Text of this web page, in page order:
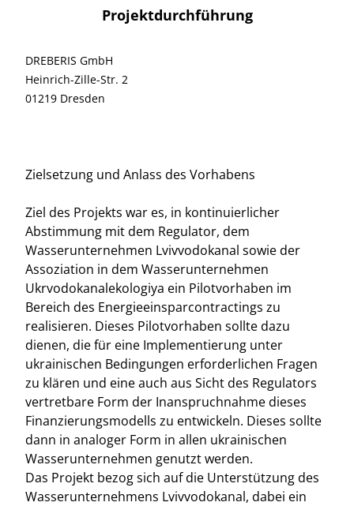
Projektdurchführung
DREBERIS GmbH
Heinrich-Zille-Str. 2
01219 Dresden
Zielsetzung und Anlass des Vorhabens
Ziel des Projekts war es, in kontinuierlicher
Abstimmung mit dem Regulator, dem
Wasserunternehmen Lvivvodokanal sowie der
Assoziation in dem Wasserunternehmen
Ukrvodokanalekologiya ein Pilotvorhaben im
Bereich des Energieeinsparcontractings zu
realisieren. Dieses Pilotvorhaben sollte dazu
dienen, die für eine Implementierung unter
ukrainischen Bedingungen erforderlichen Fragen
zu klären und eine auch aus Sicht des Regulators
vertretbare Form der Inanspruchnahme dieses
Finanzierungsmodells zu entwickeln. Dieses sollte
dann in analoger Form in allen ukrainischen
Wasserunternehmen genutzt werden.
Das Projekt bezog sich auf die Unterstützung des
Wasserunternehmens Lvivvodokanal, dabei ein